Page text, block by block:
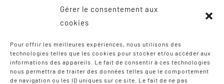
Gérer le consentement aux
cookies
Pour offrir les meilleures expériences, nous utilisons des
technologies telles que les cookies pour stocker et/ou accéder aux
informations des appareils. Le fait de consentir à ces technologies
nous permettra de traiter des données telles que le comportement
de navigation ou les ID uniques sur ce site. Le fait de ne pas
CONTACT